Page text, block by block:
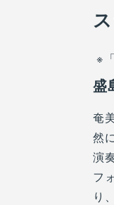
※
盛
奄
然
演
フ
り